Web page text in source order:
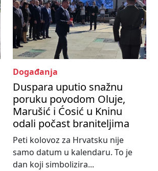
Događanja
Duspara uputio snažnu
poruku povodom Oluje,
Marušić i Ćosić u Kninu
odali počast braniteljima
Peti kolovoz za Hrvatsku nije
samo datum u kalendaru. To je
dan koji simbolizira...